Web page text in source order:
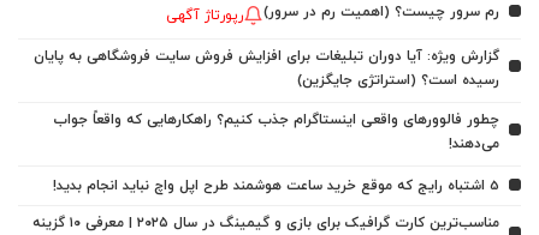
رم سرور چیست؟ (اهمیت رم در سرور) رپورتاژ آگهی
گزارش ویژه: آیا دوران تبلیغات برای افزایش فروش سایت فروشگاهی به پایان
رسیده است؟ (استراتژی جایگزین)
چطور فالوورهای واقعی اینستاگرام جذب کنیم؟ راهکارهایی که واقعاً جواب
می‌دهند!
5 اشتباه رایج که موقع خرید ساعت هوشمند طرح اپل واچ نباید انجام بدید!
مناسب‌ترین کارت گرافیک برای بازی و گیمینگ در سال ۲۰۲۵ | معرفی ۱۰ گزینه